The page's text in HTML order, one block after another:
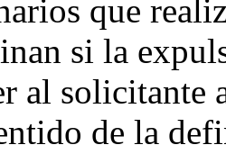
que
si la
al solicitante
de la